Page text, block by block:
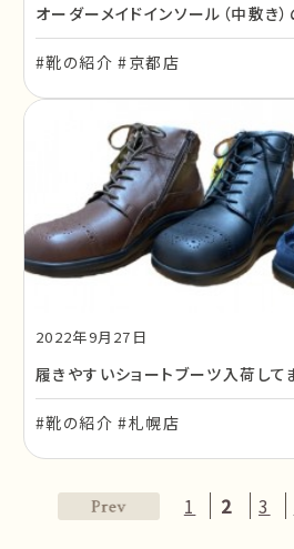
オーダーメイドインソール（中敷き
#靴の紹介 #京都店
2022年9月27日
履きやすいショートブーツ入荷して
#靴の紹介 #札幌店
1 2 3